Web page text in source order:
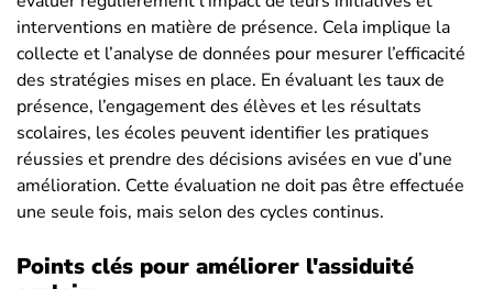
interventions en matière de présence. Cela implique la
collecte et l’analyse de données pour mesurer l’efficacité
des stratégies mises en place. En évaluant les taux de
présence, l’engagement des élèves et les résultats
scolaires, les écoles peuvent identifier les pratiques
réussies et prendre des décisions avisées en vue d’une
amélioration. Cette évaluation ne doit pas être effectuée
une seule fois, mais selon des cycles continus.
Points clés pour améliorer l'assiduité